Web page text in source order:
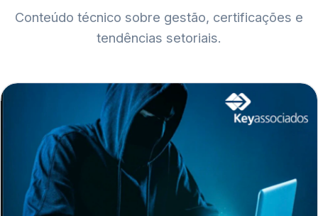
Conteúdo técnico sobre gestão, certificações e
tendências setoriais.